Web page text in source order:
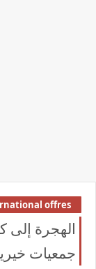
offres
الهجرة إلى
جمعيات خيرية